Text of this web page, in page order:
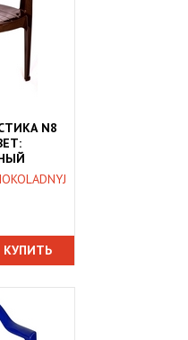
N8
КУПИТЬ